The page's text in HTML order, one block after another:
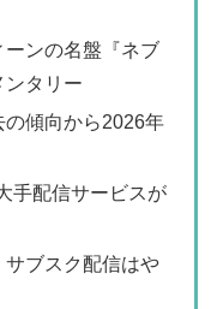
ンの名盤『ネブ
ンタリー
傾向から2026年
手配信サービスが
サブスク配信はや